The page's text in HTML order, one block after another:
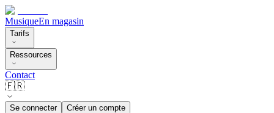
MusiqueEn magasin
Tarifs
Ressources
Contact
🇫🇷
Se connecter Créer un compte